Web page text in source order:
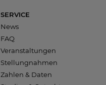
SERVICE
News
FAQ
Veranstaltungen
Stellungnahmen
Zahlen & Daten